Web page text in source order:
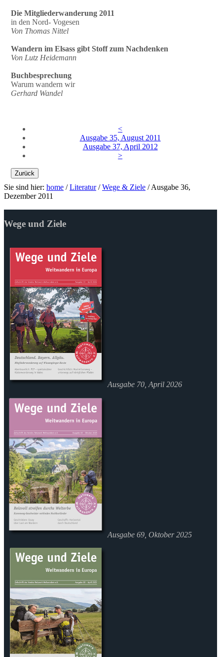
Die Mitgliederwanderung 2011
in den Nord- Vogesen
Von Thomas Nittel
Wandern im Elsass gibt Stoff zum Nachdenken
Von Lutz Heidemann
Buchbesprechung
Warum wandern wir
Gerhard Wandel
<
Ausgabe 35, August 2011
Ausgabe 37, April 2012
>
Zurück
Sie sind hier: home /Literatur/Wege & Ziele /Ausgabe 36,
Dezember 2011
Wege und Ziele
Ausgabe 70, April 2026
Ausgabe 69, Oktober 2025